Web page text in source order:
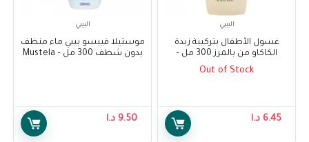
البيبي
غسول الأطفال بتركيبة زبدة
الكاكاو من بالمرز 300 مل –
Palmer’s Cocoa Butter
Out of Stock
6.45 د.ا
البيبي
موستيلا فيبسو بيبي ماء منظف
بدون شطف 300 مل – Mustela
9.50 د.ا